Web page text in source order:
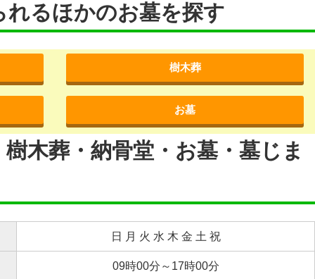
れるほかのお墓を探す
樹木葬
お墓
木葬・納骨堂・お墓・墓じま
日 月 火 水 木 金 土 祝
09時00分～17時00分